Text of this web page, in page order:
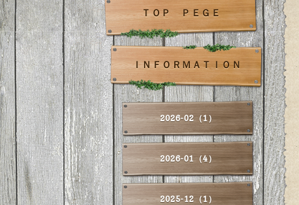
ＴＯＰ ＰＥＧＥ
ＩＮＦＯＲＭＡＴＩＯＮ
2026-02（1）
2026-01（4）
2025-12（1）